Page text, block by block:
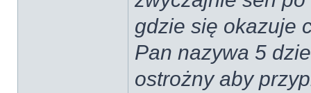
gdzie się okazuje
Pan nazywa 5
ostrożny aby